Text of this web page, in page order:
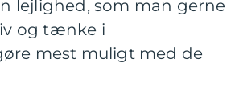
lejlighed, som man gerne
og tænke i
mest muligt med de